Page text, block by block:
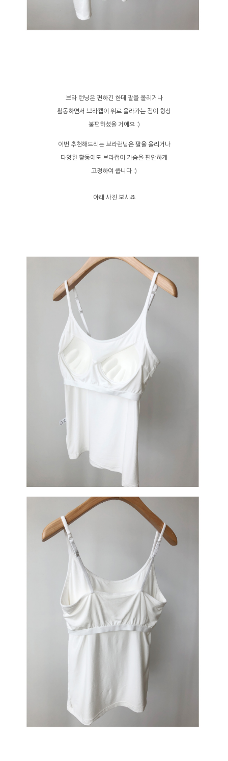
브라 런닝은 편하긴 한데 팔을 올리거나
활동하면서 브라캡이 위로 올라가는 점이 항상
불편하셨을 거에요 :)
이번 추천해드리는 브라런닝은 팔을 올리거나
다양한 활동에도 브라캡이 가슴을 편안하게
고정하여 줍니다 :)
아래 사진 보시죠